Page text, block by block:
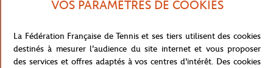
VOS PARAMÈTRES DE COOKIES
La Fédération Française de Tennis et ses tiers utilisent des cookies
destinés à mesurer l'audience du site internet et vous proposer
des services et offres adaptés à vos centres d'intérêt. Des cookies